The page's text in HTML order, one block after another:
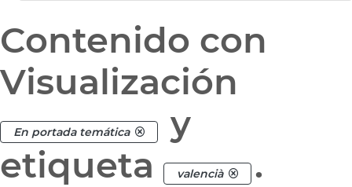
Contenido con
Visualización
En portada temática
y
etiqueta
valencià .